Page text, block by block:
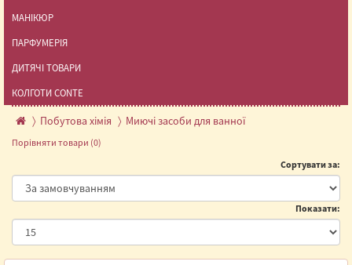
МАНІКЮР
ПАРФУМЕРІЯ
ДИТЯЧІ ТОВАРИ
КОЛГОТИ CONTE
Побутова хімія Миючі засоби для ванної
Порівняти товари (0)
Сортувати за:
Показати: